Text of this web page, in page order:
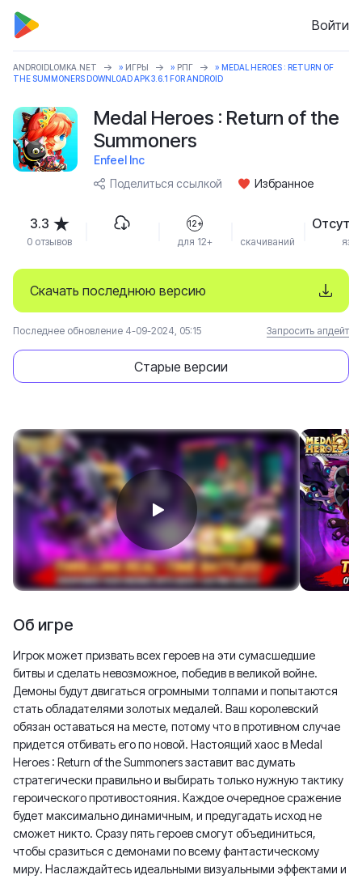
Войти
ANDROIDLOMKA.NET » ИГРЫ » РПГ
» MEDAL HEROES : RETURN OF
THE SUMMONERS DOWNLOAD APK 3.6.1 FOR ANDROID
Medal Heroes : Return of the
Summoners
Enfeel Inc
Поделиться ссылкой
Избранное
Скачать последнюю версию
Старые версии
Последнее обновление 4-09-2024, 05:15 Запросить апдейт
3.3
0 отзывов
12+
для 12+ скачиваний
Об игре
Игрок может призвать всех героев на эти сумасшедшие
битвы и сделать невозможное, победив в великой войне.
Демоны будут двигаться огромными толпами и попытаются
стать обладателями золотых медалей. Ваш королевский
обязан оставаться на месте, потому что в противном случае
придется отбивать его по новой. Настоящий хаос в Medal
Heroes : Return of the Summoners заставит вас думать
стратегически правильно и выбирать только нужную тактику
героического противостояния. Каждое очередное сражение
будет максимально динамичным, и предугадать исход не
сможет никто. Сразу пять героев смогут объединиться,
чтобы сразиться с демонами по всему фантастическому
миру. Наслаждайтесь идеальными визуальными эффектами и